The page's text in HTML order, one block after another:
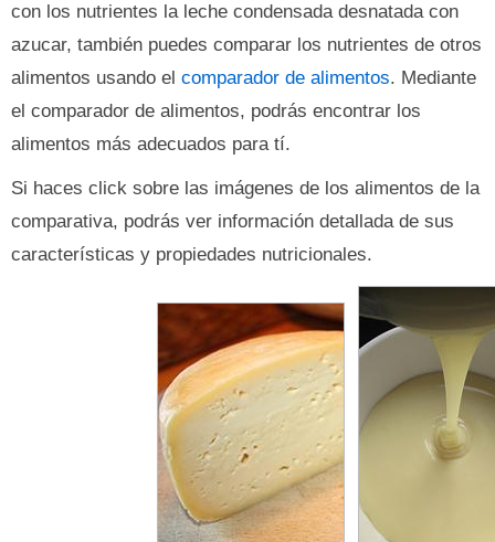
con los nutrientes la leche condensada desnatada con
azucar, también puedes comparar los nutrientes de otros
alimentos usando el comparador de alimentos. Mediante
el comparador de alimentos, podrás encontrar los
alimentos más adecuados para tí.
Si haces click sobre las imágenes de los alimentos de la
comparativa, podrás ver información detallada de sus
características y propiedades nutricionales.